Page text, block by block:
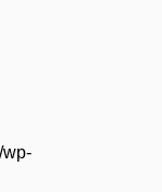
wp-